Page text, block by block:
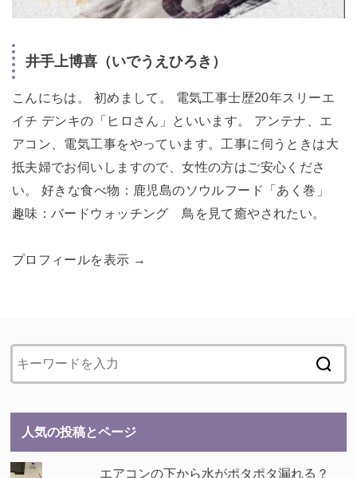
井手上博喜（いでうえひろき）
こんにちは。 初めまして。 電気工事士歴20年スリーエ
イチ デンキの「ヒロさん」といいます。 アンテナ、エ
アコン、電気工事をやっています。工事に伺うときは大
抵夫婦でお伺いしますので、女性の方はご安心くださ
い。 好きな食べ物：鹿児島のソウルフード「あく巻」
趣味：バードウォッチング 鳥を見て癒やされたい。
プロフィールを表示 →
人気の投稿とページ
エアコンの下から水がポタポタ漏れる？